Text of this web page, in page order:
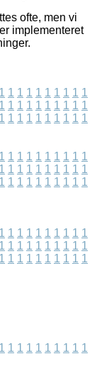
ofte, men vi
implementeret
1 1 1 1 1 1 1 1 1 1
1 1 1 1 1 1 1 1 1 1
1 1 1 1 1 1 1 1 1 1
1 1 1 1 1 1 1 1 1 1
1 1 1 1 1 1 1 1 1 1
1 1 1 1 1 1 1 1 1 1
1 1 1 1 1 1 1 1 1 1
1 1 1 1 1 1 1 1 1 1
1 1 1 1 1 1 1 1 1 1
1 1 1 1 1 1 1 1 1 1